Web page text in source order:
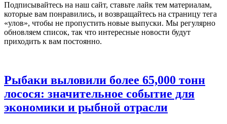
Подписывайтесь на наш сайт, ставьте лайк тем материалам,
которые вам понравились, и возвращайтесь на страницу тега
«улов», чтобы не пропустить новые выпуски. Мы регулярно
обновляем список, так что интересные новости будут
приходить к вам постоянно.
Рыбаки выловили более 65,000 тонн
лосося: значительное событие для
экономики и рыбной отрасли